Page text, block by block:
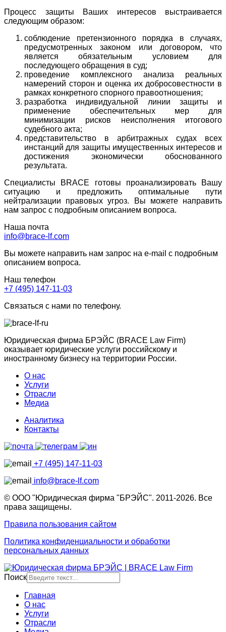
Процесс защиты Ваших интересов выстраивается
следующим образом:
соблюдение претензионного порядка в случаях,
предусмотренных законом или договором, что
является обязательным условием для
последующего обращения в суд;
проведение комплексного анализа реальных
намерений сторон и оценка их добросовестности в
рамках конкретного спорного правоотношения;
разработка индивидуальной линии защиты и
применение обеспечительных мер для
минимизации рисков неисполнения итогового
судебного акта;
представительство в арбитражных судах всех
инстанций для защиты имущественных интересов и
достижения экономически обоснованного
результата.
Специалисты BRACE готовы проанализировать Вашу
ситуацию и предложить оптимальные пути
нейтрализации правовых угроз. Вы можете направить
нам запрос с подробным описанием вопроса.
Наша почта
info@brace-lf.com
Вы можете направить нам запрос на e-mail с подробным
описанием вопроса.
Наш телефон
+7 (495) 147-11-03
Связаться с нами по телефону.
Юридическая фирма БРЭЙС (BRACE Law Firm)
оказывает юридические услуги российскому и
иностранному бизнесу на территории России.
О нас
Услуги
Отрасли
Медиа
Аналитика
Контакты
+7 (495) 147-11-03
info@brace-lf.com
© ООО "Юридическая фирма "БРЭЙС". 2011-2026. Все
права защищены.
Правила пользования сайтом
Политика конфиденциальности и обработки
персональных данных
Поиск
Главная
О нас
Услуги
Отрасли